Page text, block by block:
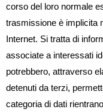
corso del loro normale
trasmissione è implicita
Internet. Si tratta di
associate a interessati
potrebbero, attraverso
detenuti da terzi,
categoria di dati